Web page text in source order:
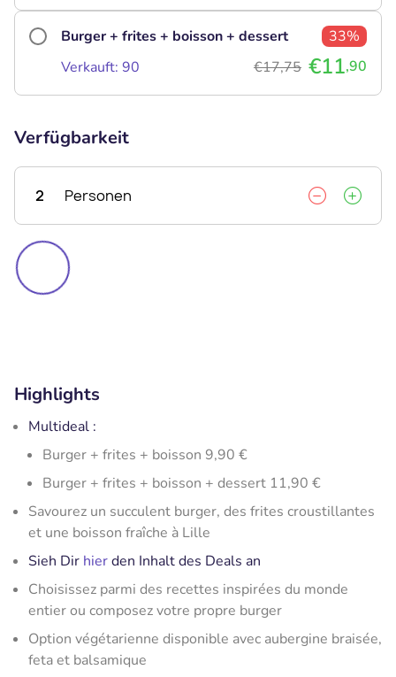
Burger + frites + boisson + dessert
33%
Verkauft: 90
€17,75 €11,90
Verfügbarkeit
2 Personen
Highlights
Multideal :
Burger + frites + boisson 9,90 €
Burger + frites + boisson + dessert 11,90 €
Savourez un succulent burger, des frites croustillantes
et une boisson fraîche à Lille
Sieh Dir hierden Inhalt des Deals an
Choisissez parmi des recettes inspirées du monde
entier ou composez votre propre burger
Option végétarienne disponible avec aubergine braisée,
feta et balsamique